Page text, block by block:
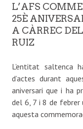
L’AFS
25È
A CÀRREC
RUIZ
L’entitat saltenca
d’actes durant
aniversari que i ha
del 6, 7 i 8 de febrer
aquesta